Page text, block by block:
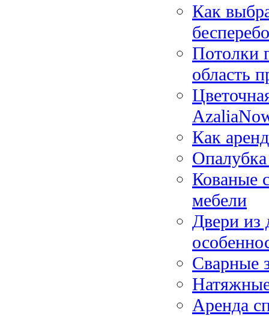
Как
Потолки
область
Как
Опалубка
Кованые
мебели
Двери из
Сварные
Аренда